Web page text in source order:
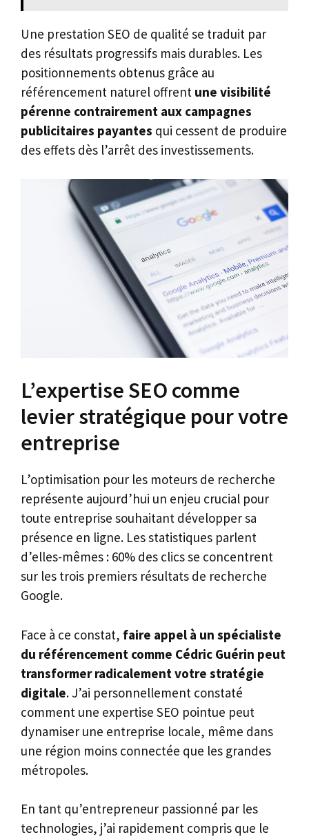
Une prestation SEO de qualité se traduit par
des résultats progressifs mais durables. Les
positionnements obtenus grâce au
référencement naturel offrent une visibilité
pérenne contrairement aux campagnes
publicitaires payantes qui cessent de produire
des effets dès l’arrêt des investissements.
L’expertise SEO comme
levier stratégique pour votre
entreprise
L’optimisation pour les moteurs de recherche
représente aujourd’hui un enjeu crucial pour
toute entreprise souhaitant développer sa
présence en ligne. Les statistiques parlent
d’elles-mêmes : 60% des clics se concentrent
sur les trois premiers résultats de recherche
Google.
Face à ce constat, faire appel à un spécialiste
du référencement comme Cédric Guérin peut
transformer radicalement votre stratégie
digitale. J’ai personnellement constaté
comment une expertise SEO pointue peut
dynamiser une entreprise locale, même dans
une région moins connectée que les grandes
métropoles.
En tant qu’entrepreneur passionné par les
technologies, j’ai rapidement compris que le